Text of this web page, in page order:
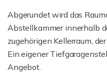
Abgerundet wird das
Abstellkammer innerhalb
zugehörigen Kellerraum,
Ein eigener
Angebot.